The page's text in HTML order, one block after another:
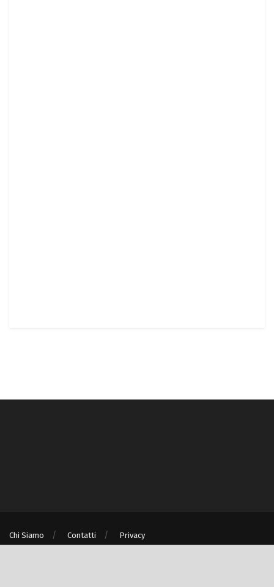
Chi Siamo Contatti Privacy